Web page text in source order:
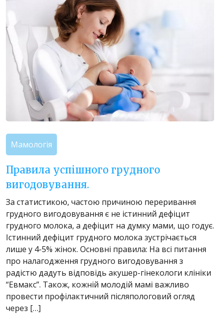
Мамологія
Правила успішного грудного
вигодовування.
За статистикою, частою причиною переривання
грудного вигодовування є не істинний дефіцит
грудного молока, а дефіцит на думку мами, що годує.
Істинний дефіцит грудного молока зустрічається
лише у 4-5% жінок. Основні правила: На всі питання
про налагодження грудного вигодовування з
радістю дадуть відповідь акушер-гінекологи клініки
“Евмакс”. Також, кожній молодій мамі важливо
провести профілактичний післяпологовий огляд
через […]